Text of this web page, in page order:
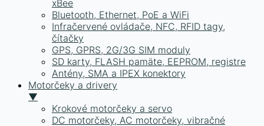
xBee
Bluetooth, Ethernet, PoE a WiFi
Infračervené ovládače, NFC, RFID tagy,
čítačky
GPS, GPRS, 2G/3G SIM moduly
SD karty, FLASH pamäte, EEPROM, registre
Antény, SMA a IPEX konektory
Motorčeky a drivery
▼
Krokové motorčeky a servo
DC motorčeky, AC motorčeky, vibračné